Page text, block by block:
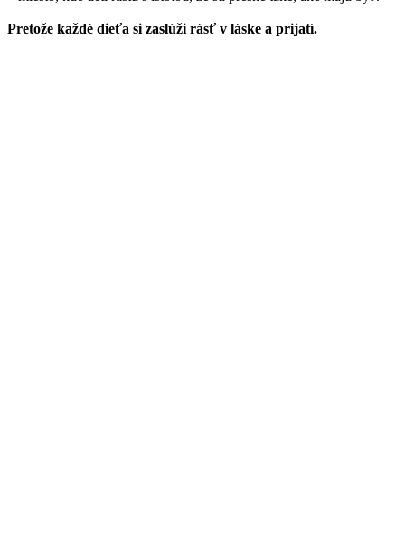
Pretože každé dieťa si zaslúži rásť v láske a prijatí.